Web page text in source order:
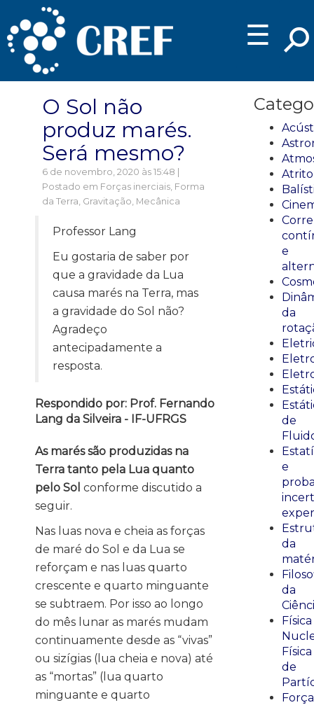
☰
O Sol não
produz marés.
Será mesmo?
6 de novembro, 2020 às 15:48 |
Postado em Forças inerciais, Forma
da Terra, Gravitação, Mecânica
Professor Lang
Eu gostaria de saber por
que a gravidade da Lua
causa marés na Terra, mas
a gravidade do Sol não?
Agradeço
antecipadamente a
resposta.
Respondido por: Prof. Fernando
Lang da Silveira - IF-UFRGS
As marés são produzidas na
Terra tanto pela Lua quanto
pelo Sol conforme discutido a
seguir.
Nas luas nova e cheia as forças
de maré do Sol e da Lua se
reforçam e nas luas quarto
crescente e quarto minguante
se subtraem. Por isso ao longo
do mês lunar as marés mudam
continuamente desde as “vivas”
ou sizígias (lua cheia e nova) até
as “mortas” (lua quarto
minguante e quarto
Atrito
e
da
de
e
da
da
Física
Física
de
Força